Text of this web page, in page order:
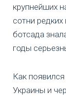
крупнейших
сотни
ботсада
годы
Как
Украины и